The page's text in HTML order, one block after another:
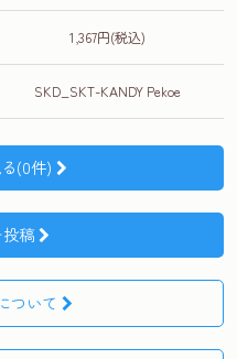
1,367円(税込)
SKD_SKT-KANDY Pekoe
(0件)
稿
ついて